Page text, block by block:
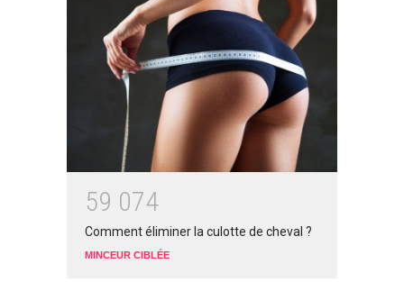
59 074
Comment éliminer la culotte de cheval ?
MINCEUR CIBLÉE